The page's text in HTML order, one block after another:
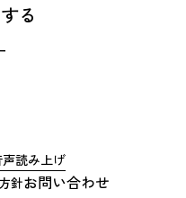
声読み上げ
お問い合わせ
針
る